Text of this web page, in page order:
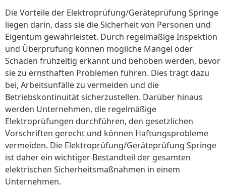
Die Vorteile der Elektroprüfung/Geräteprüfung Springe
liegen darin, dass sie die Sicherheit von Personen und
Eigentum gewährleistet. Durch regelmäßige Inspektion
und Überprüfung können mögliche Mängel oder
Schäden frühzeitig erkannt und behoben werden, bevor
sie zu ernsthaften Problemen führen. Dies trägt dazu
bei, Arbeitsunfälle zu vermeiden und die
Betriebskontinuität sicherzustellen. Darüber hinaus
werden Unternehmen, die regelmäßige
Elektroprüfungen durchführen, den gesetzlichen
Vorschriften gerecht und können Haftungsprobleme
vermeiden. Die Elektroprüfung/Geräteprüfung Springe
ist daher ein wichtiger Bestandteil der gesamten
elektrischen Sicherheitsmaßnahmen in einem
Unternehmen.